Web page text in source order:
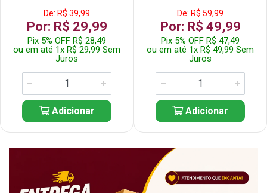
De: R$ 39,99
Por: R$ 29,99
Pix 5% OFF R$ 28,49
ou em até 1x R$ 29,99 Sem
Juros
Adicionar
De: R$ 59,99
Por: R$ 49,99
Pix 5% OFF R$ 47,49
ou em até 1x R$ 49,99 Sem
Juros
Adicionar